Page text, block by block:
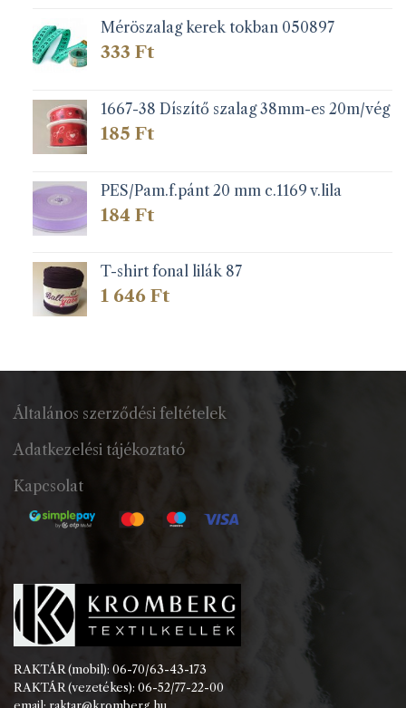
Méröszalag kerek tokban 050897
333 Ft
1667-38 Díszítő szalag 38mm-es 20m/vég
185 Ft
PES/Pam.f.pánt 20 mm c.1169 v.lila
184 Ft
T-shirt fonal lilák 87
1 646 Ft
Általános szerződési feltételek
Adatkezelési tájékoztató
Kapcsolat
RAKTÁR (mobil): 06-70/63-43-173
RAKTÁR (vezetékes): 06-52/77-22-00